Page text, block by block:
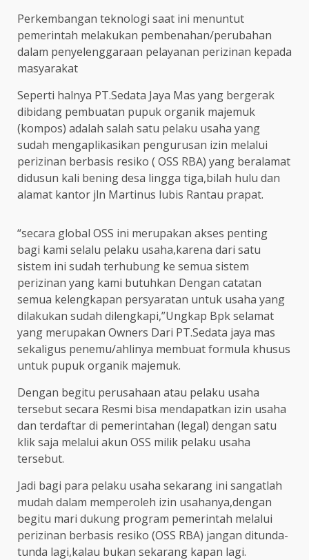
Perkembangan teknologi saat ini menuntut
pemerintah melakukan pembenahan/perubahan
dalam penyelenggaraan pelayanan perizinan kepada
masyarakat
Seperti halnya PT.Sedata Jaya Mas yang bergerak
dibidang pembuatan pupuk organik majemuk
(kompos) adalah salah satu pelaku usaha yang
sudah mengaplikasikan pengurusan izin melalui
perizinan berbasis resiko ( OSS RBA) yang beralamat
didusun kali bening desa lingga tiga,bilah hulu dan
alamat kantor jln Martinus lubis Rantau prapat.
“secara global OSS ini merupakan akses penting
bagi kami selalu pelaku usaha,karena dari satu
sistem ini sudah terhubung ke semua sistem
perizinan yang kami butuhkan Dengan catatan
semua kelengkapan persyaratan untuk usaha yang
dilakukan sudah dilengkapi,”Ungkap Bpk selamat
yang merupakan Owners Dari PT.Sedata jaya mas
sekaligus penemu/ahlinya membuat formula khusus
untuk pupuk organik majemuk.
Dengan begitu perusahaan atau pelaku usaha
tersebut secara Resmi bisa mendapatkan izin usaha
dan terdaftar di pemerintahan (legal) dengan satu
klik saja melalui akun OSS milik pelaku usaha
tersebut.
Jadi bagi para pelaku usaha sekarang ini sangatlah
mudah dalam memperoleh izin usahanya,dengan
begitu mari dukung program pemerintah melalui
perizinan berbasis resiko (OSS RBA) jangan ditunda-
tunda lagi,kalau bukan sekarang kapan lagi.